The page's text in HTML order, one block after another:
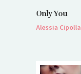
Only You
Alessia Cipolla